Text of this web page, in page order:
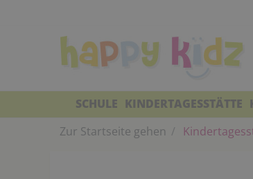
SCHULE KINDERTAGESSTÄTTE
Zur Startseite gehen